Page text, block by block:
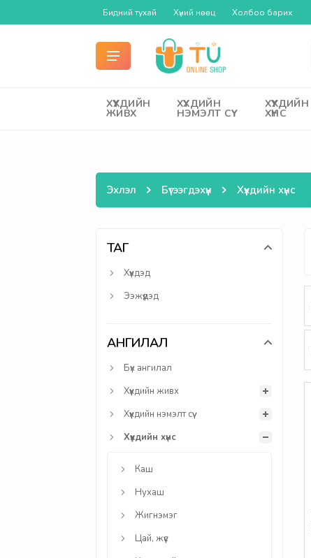
Бидний тухай Хүний нөөц Холбоо барих
ХҮҮХДИЙН
ЖИВХ
ХҮҮХДИЙН
НЭМЭЛТ СҮҮ
ХҮҮХДИЙН
ХҮНС
Эхлэл Бүтээгдэхүүн Хүүхдийн хүнс
ТАГ
Хүүхдэд
Ээжүүдэд
АНГИЛАЛ
Бүх ангилал
Хүүхдийн живх
Хүүхдийн нэмэлт сүү
Хүүхдийн хүнс
Каш
Нухаш
Жигнэмэг
Цай, жүүс